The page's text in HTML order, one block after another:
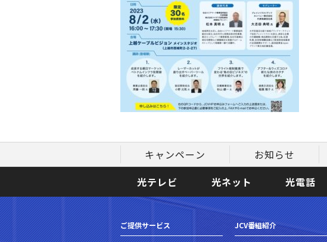
キャンペーン お知らせ
光テレビ
光ネット 光電話
ご提供サービス JCV番組紹介